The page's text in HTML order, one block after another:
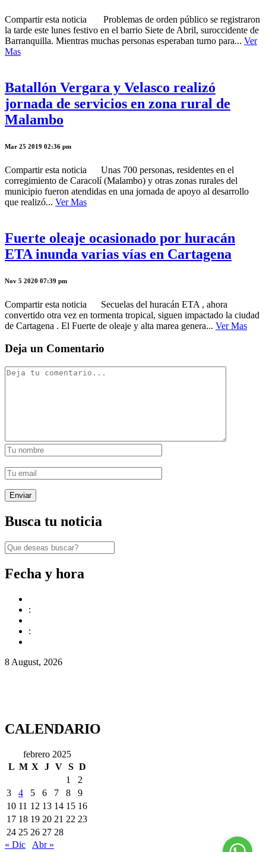
Compartir esta noticia Problemas de orden público se registraron
la tarde este lunes festivo en el barrio Siete de Abril, suroccidente de
Barranquilla. Mientras muchas personas esperaban turno para... Ver
Mas
Batallón Vergara y Velasco realizó
jornada de servicios en zona rural de
Malambo
Mar 25 2019 02:36 pm
Compartir esta noticia Unas 700 personas, residentes en el
corregimiento de Caracolí (Malambo) y otras zonas rurales del
municipio fueron atendidas en una jornada de apoyo al desarrollo
que realizó... Ver Mas
Fuerte oleaje ocasionado por huracán
ETA inunda varias vías en Cartagena
Nov 5 2020 07:39 pm
Compartir esta noticia Secuelas del huracán ETA , ahora
convertido otra vez en tormenta tropical, siguen impactado la ciudad
de Cartagena . El Fuerte de oleaje y alta marea genera... Ver Mas
Deja un Comentario
Busca tu noticia
Fecha y hora
:
:
8 August, 2026
CALENDARIO
febrero 2025
L M X J V S D
1
2
3
4 5 6 7 8
9
10 11 12 13 14 15 16
17 18 19 20 21 22 23
24 25 26 27 28
« Dic
Abr »